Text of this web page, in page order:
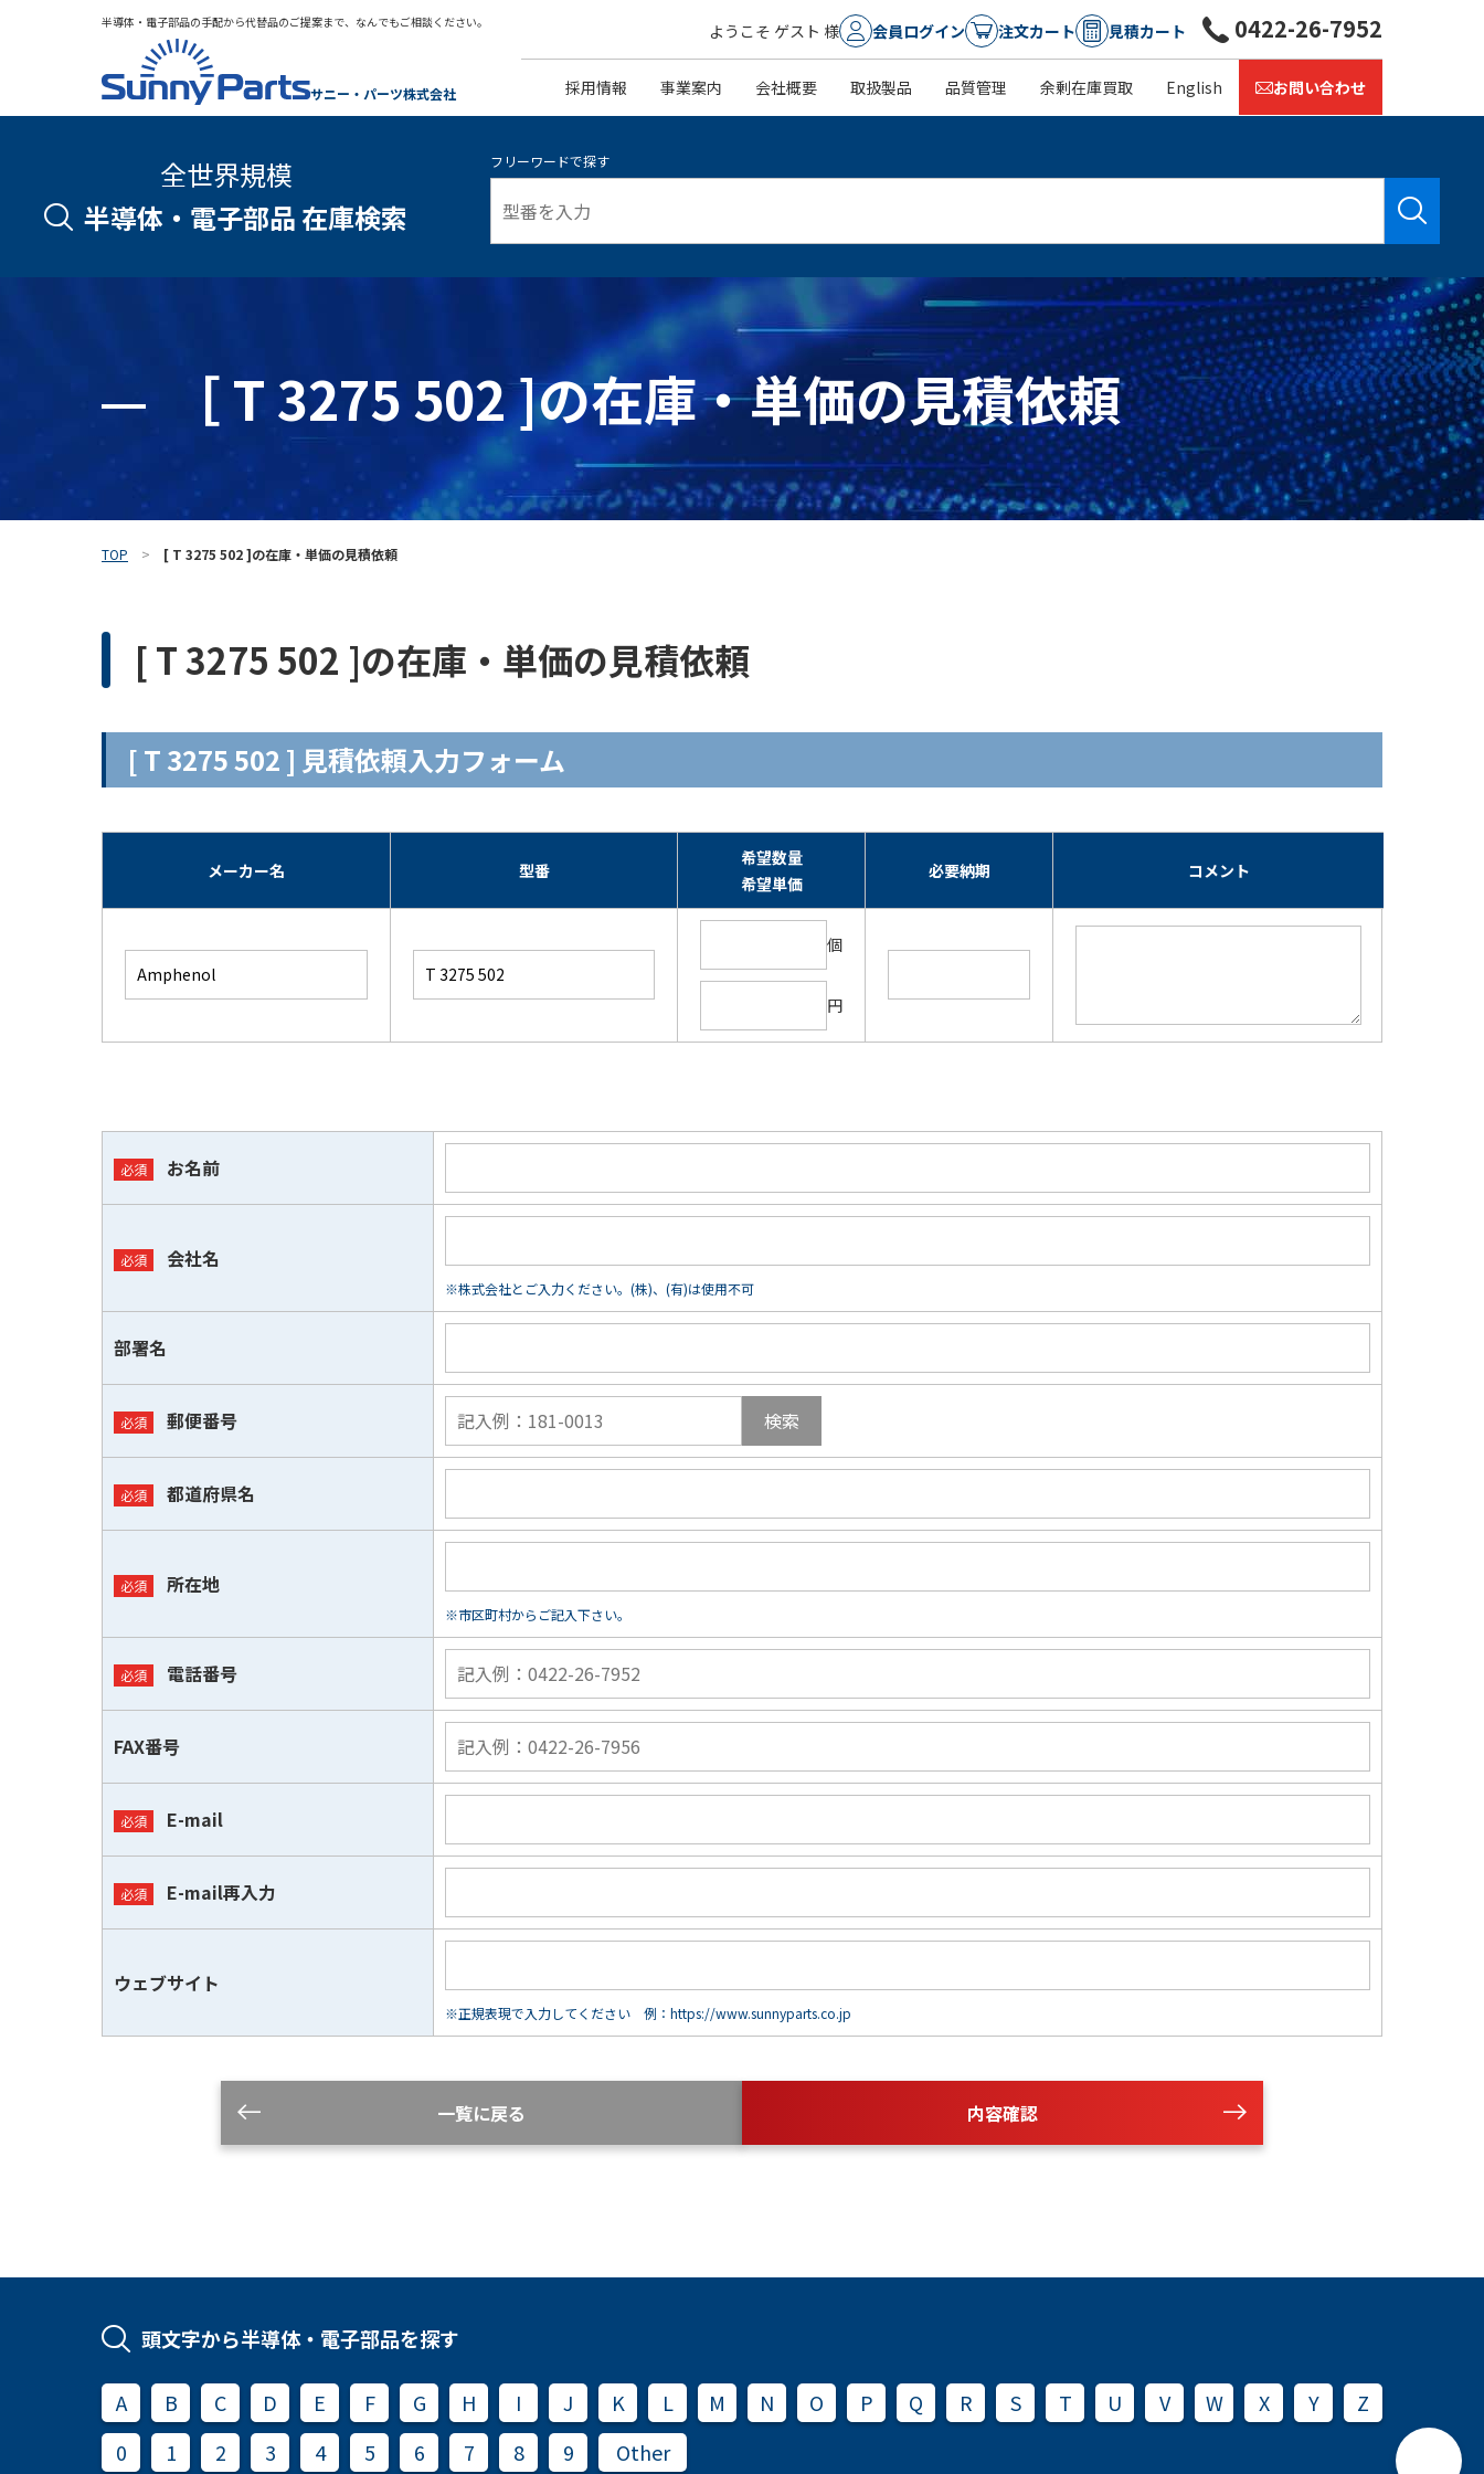
半導体・電子部品の手配から代替品のご提案まで、なんでもご相談ください。
サニー・パーツ株式会社
ようこそ ゲスト 様 会員ログイン 注文カート 見積カート
採用情報 事業案内 会社概要 取扱製品 品質管理 余剰在庫買取 English お問い合わせ
0422-26-7952
全世界規模
半導体・電子部品 在庫検索
フリーワードで探す
［ T 3275 502 ]の在庫・単価の見積依頼
TOP [ T 3275 502 ]の在庫・単価の見積依頼
[ T 3275 502 ]の在庫・単価の見積依頼
[ T 3275 502 ] 見積依頼入力フォーム
メーカー名 型番
希望数量
希望単価
必要納期 コメント
個
円
お名前
会社名
※株式会社とご入力ください。(株)、(有)は使用不可
部署名
郵便番号 検索
都道府県名
所在地
※市区町村からご記入下さい。
電話番号
FAX番号
E-mail
E-mail再入力
ウェブサイト
※正規表現で入力してください 例：https://www.sunnyparts.co.jp
一覧に戻る 内容確認
頭文字から半導体・電子部品を探す
A B C D E F G H I J K L M N O P Q R S T U V W X Y
Z
0
1 2 3 4 5 6 7 8 9 Other